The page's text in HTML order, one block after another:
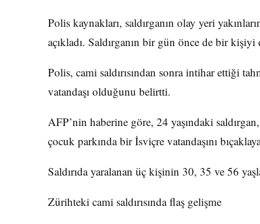
Polis kaynakları, saldırganın olay yeri
açıkladı. Saldırganın bir gün önce de bir
Polis, cami saldırısından sonra intihar ettiği
vatandaşı olduğunu belirtti.
AFP’nin haberine göre, 24 yaşındaki
çocuk parkında bir İsviçre vatandaşını
Saldırıda yaralanan üç kişinin 30, 35 ve 56
Zürihteki cami saldırısında flaş gelişme